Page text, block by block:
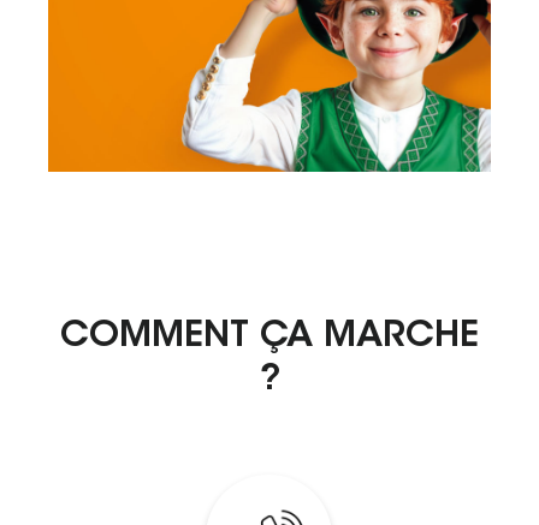
COMMENT ÇA MARCHE
?